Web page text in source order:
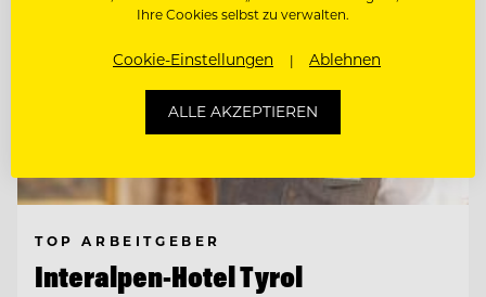
TOP ARBEITGEBER
Interalpen-Hotel Tyrol
Ihre Cookies selbst zu verwalten.
Cookie-Einstellungen Ablehnen
ALLE AKZEPTIEREN